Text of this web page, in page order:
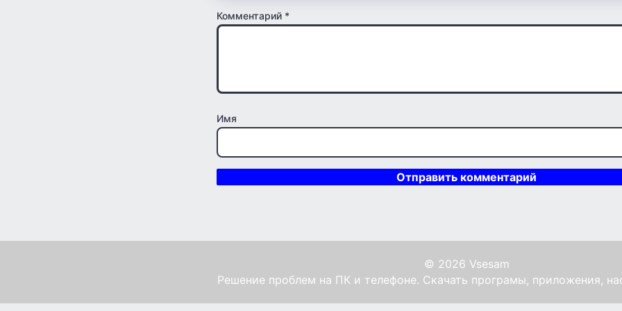
Комментарий *
Имя
© 2026 Vsesam
Решение проблем на ПК и телефоне. Скачать програмы, приложения,